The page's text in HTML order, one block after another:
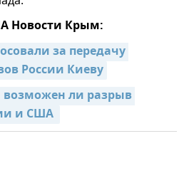
Новости Крым:
за передачу
России Киеву
ли разрыв
и США